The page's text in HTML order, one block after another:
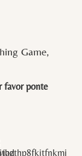
Game,
favor ponte